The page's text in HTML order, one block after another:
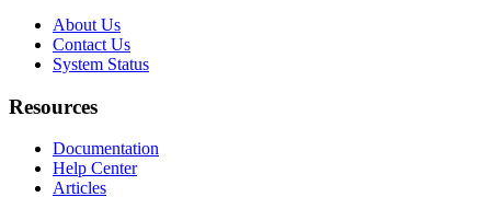
About Us
Contact Us
System Status
Resources
Documentation
Help Center
Articles